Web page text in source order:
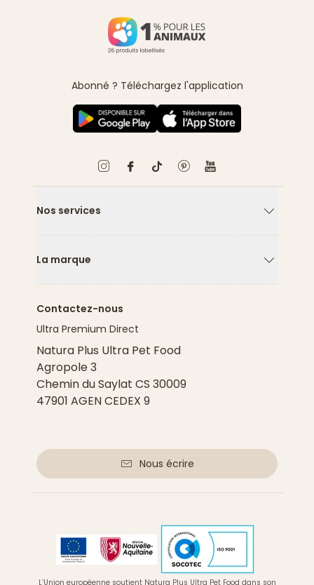
Abonné ? Téléchargez l'application
Nos services
La marque
Contactez-nous
Ultra Premium Direct
Natura Plus Ultra Pet Food
Agropole 3
Chemin du Saylat CS 30009
47901 AGEN CEDEX 9
Nous écrire
L’Union européenne soutient Natura Plus Ultra Pet Food dans son